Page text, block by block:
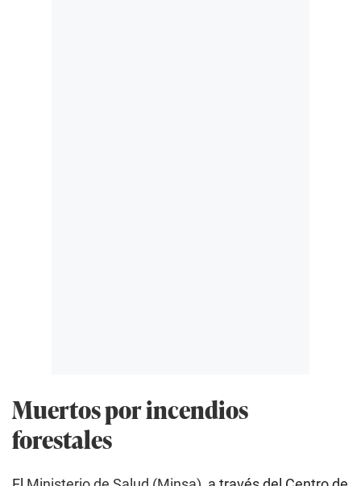
Muertos por incendios
forestales